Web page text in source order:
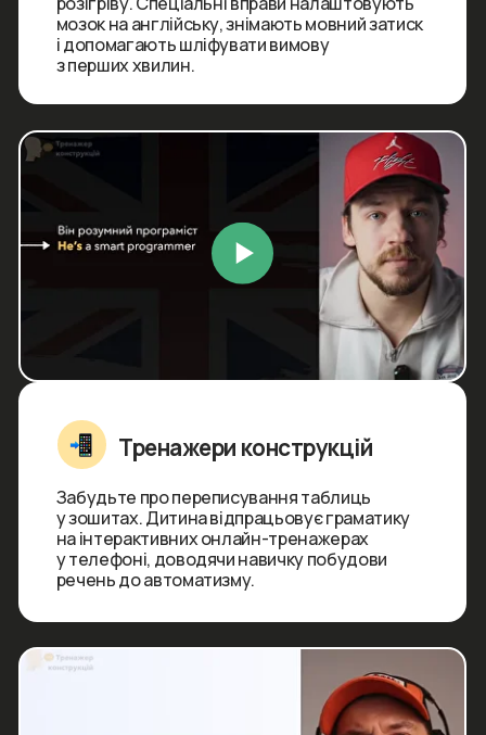
Вивчаємо лексику та конструкції під
сучасний музичний ритм. Це перетворює
Він доступний для дитини 24/7: допоможе
розмову і підкаже правильний варіант без
жодного психологічного тиску чи оцінок.
Розумний чат-бот, навчений суворо
Персональний AI-помічник